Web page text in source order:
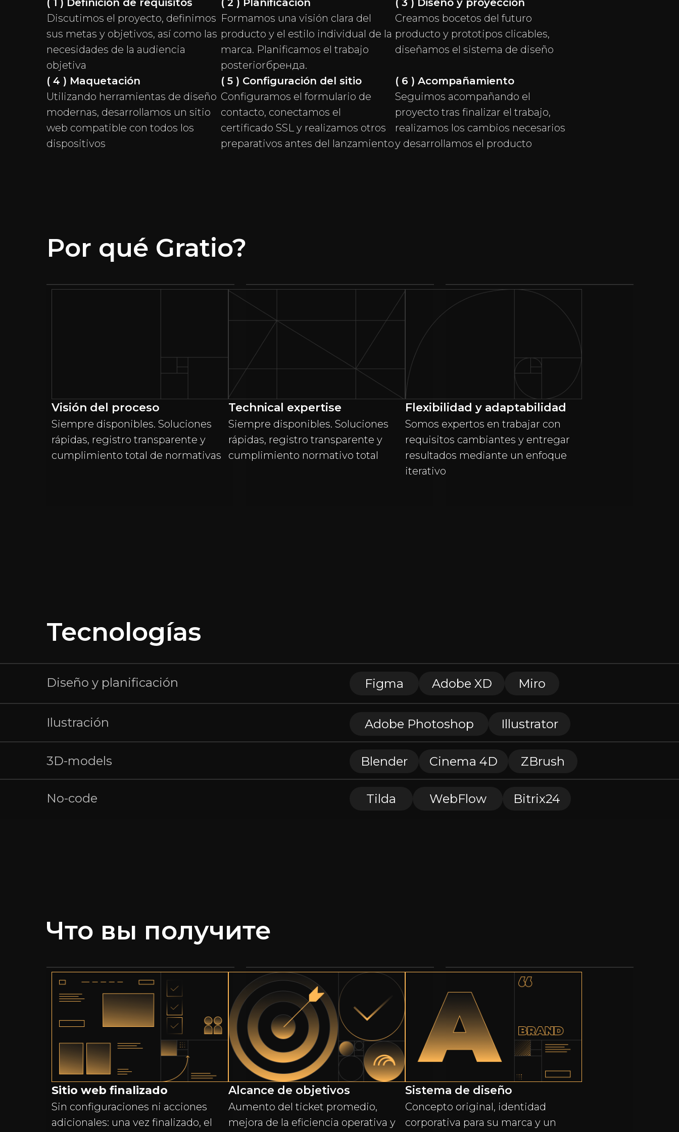
( 1 ) Definición de requisitos
Discutimos el proyecto, definimos
sus metas y objetivos, así como las
necesidades de la audiencia
objetiva
( 2 ) Planificación
Formamos una visión clara del
producto y el estilo individual de la
marca. Planificamos el trabajo
posteriorбренда.
( 3 ) Diseño y proyección
Creamos bocetos del futuro
producto y prototipos clicables,
diseñamos el sistema de diseño
( 4 ) Maquetación
Utilizando herramientas de diseño
modernas, desarrollamos un sitio
web compatible con todos los
dispositivos
( 5 ) Configuración del sitio
Configuramos el formulario de
contacto, conectamos el
certificado SSL y realizamos otros
preparativos antes del lanzamiento
( 6 ) Acompañamiento
Seguimos acompañando el
proyecto tras finalizar el trabajo,
realizamos los cambios necesarios
y desarrollamos el producto
Por qué Gratio?
Visión del proceso
Siempre disponibles. Soluciones
rápidas, registro transparente y
cumplimiento total de normativas
Technical expertise
Siempre disponibles. Soluciones
rápidas, registro transparente y
cumplimiento normativo total
Flexibilidad y adaptabilidad
Somos expertos en trabajar con
requisitos cambiantes y entregar
resultados mediante un enfoque
iterativo
Tecnologías
Diseño y planificación Figma Adobe XD Miro
Ilustración Adobe Photoshop Illustrator
3D-models Blender Cinema 4D ZBrush
No-code Tilda WebFlow Bitrix24
Что вы получите
Sitio web finalizado
Sin configuraciones ni acciones
adicionales: una vez finalizado, el
Alcance de objetivos
Aumento del ticket promedio,
mejora de la eficiencia operativa y
Sistema de diseño
Concepto original, identidad
corporativa para su marca y un